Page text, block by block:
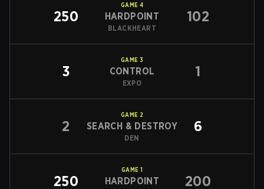
250
GAME 4
HARDPOINT
BLACKHEART
102
3
GAME 3
CONTROL
EXPO
1
2
GAME 2
SEARCH & DESTROY
DEN
6
250
GAME 1
HARDPOINT 200